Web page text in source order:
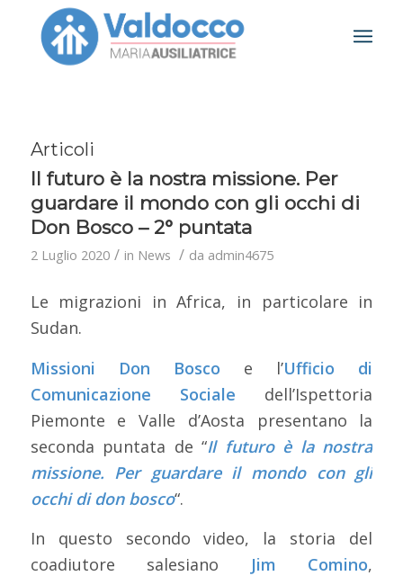
Articoli
Il futuro è la nostra missione. Per
guardare il mondo con gli occhi di
Don Bosco – 2° puntata
2 Luglio 2020 / in News / da admin4675
Le migrazioni in Africa, in particolare in
Sudan.
Missioni Don Bosco e l’Ufficio di
Comunicazione Sociale dell’Ispettoria
Piemonte e Valle d’Aosta presentano la
seconda puntata de “Il futuro è la nostra
missione. Per guardare il mondo con gli
occhi di don bosco“.
In questo secondo video, la storia del
coadiutore salesiano Jim Comino,